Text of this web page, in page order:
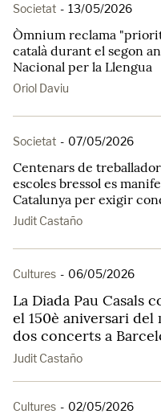
Societat - 13/05/2026
Òmnium reclama
català durant el segon
Nacional per la Llengua
Oriol Daviu
Societat - 07/05/2026
Centenars de
escoles bressol es
Catalunya per exigir
Judit Castaño
Cultures - 06/05/2026
La Diada Pau Casals
el 150è aniversari del
dos concerts a
Judit Castaño
Cultures - 02/05/2026